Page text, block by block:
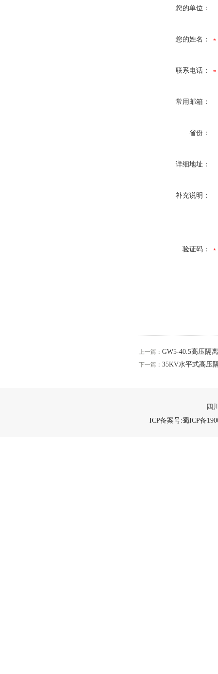
您的单位：
您的姓名：
联系电话：
常用邮箱：
省份：
详细地址：
补充说明：
验证码：
上一篇： GW5-40.5高压隔
下一篇： 35KV水平式高压
四
ICP备案号:蜀ICP备